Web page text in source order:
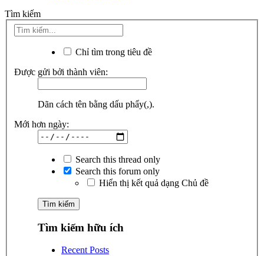
Tìm kiếm
Chỉ tìm trong tiêu đề
Được gửi bởi thành viên:
Dãn cách tên bằng dấu phẩy(,).
Mới hơn ngày:
Search this thread only
Search this forum only
Hiển thị kết quả dạng Chủ đề
Tìm kiếm hữu ích
Recent Posts